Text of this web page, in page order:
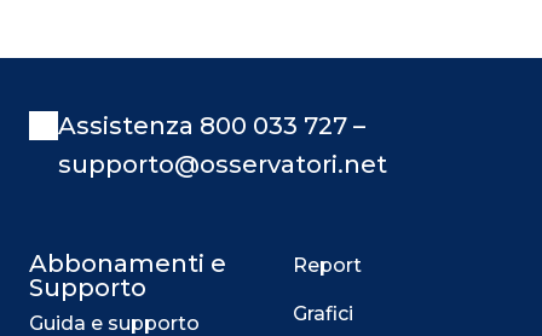
Assistenza 800 033 727 –
supporto@osservatori.net
Abbonamenti e
Supporto
Guida e supporto
Report
Grafici